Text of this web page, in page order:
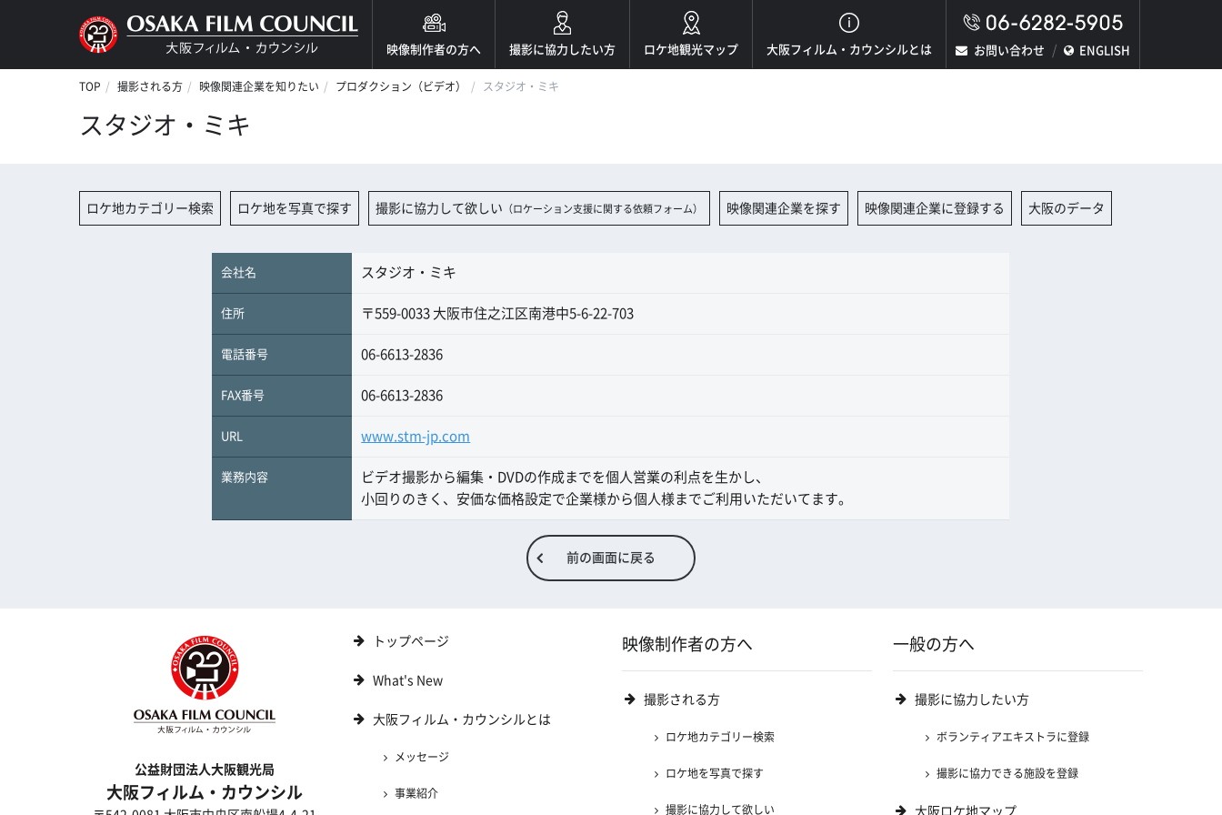
映像制作者の方へ 撮影に協力したい方 ロケ地観光マップ 大阪フィルム・カウンシルとは お問い合わせ ENGLISH
TOP 撮影される方 映像関連企業を知りたい プロダクション（ビデオ） スタジオ・ミキ
スタジオ・ミキ
ロケ地カテゴリー検索 ロケ地を写真で探す 撮影に協力して欲しい （ロケーション支援に関する依頼フォーム） 映像関連企業を探す 映像関連企業に登録する 大阪のデータ
会社名 スタジオ・ミキ
住所 〒559-0033 大阪市住之江区南港中5-6-22-703
電話番号 06-6613-2836
FAX番号 06-6613-2836
URL www.stm-jp.com
業務内容
ビデオ撮影から編集・DVDの作成までを個人営業の利点を生かし、
小回りのきく、安価な価格設定で企業様から個人様までご利用いただいてます。
前の画面に戻る
公益財団法人大阪観光局
大阪フィルム・カウンシル
トップページ
What's New
大阪フィルム・カウンシルとは
メッセージ
事業紹介
映像制作者の方へ
撮影される方
ロケ地カテゴリー検索
ロケ地を写真で探す
撮影に協力して欲しい
一般の方へ
撮影に協力したい方
ボランティアエキストラに登録
撮影に協力できる施設を登録
大阪ロケ地マップ